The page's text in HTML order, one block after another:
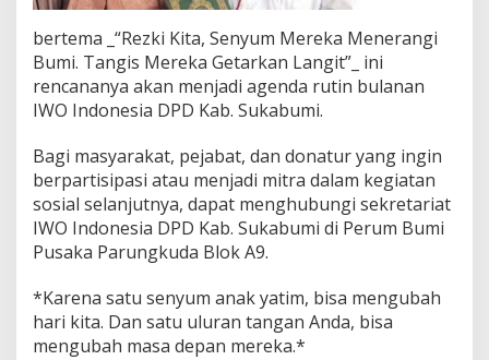
bertema _“Rezki Kita, Senyum Mereka Menerangi
Bumi. Tangis Mereka Getarkan Langit”_ ini
rencananya akan menjadi agenda rutin bulanan
IWO Indonesia DPD Kab. Sukabumi.
Bagi masyarakat, pejabat, dan donatur yang ingin
berpartisipasi atau menjadi mitra dalam kegiatan
sosial selanjutnya, dapat menghubungi sekretariat
IWO Indonesia DPD Kab. Sukabumi di Perum Bumi
Pusaka Parungkuda Blok A9.
*Karena satu senyum anak yatim, bisa mengubah
hari kita. Dan satu uluran tangan Anda, bisa
mengubah masa depan mereka.*